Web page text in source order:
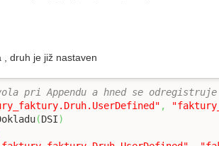
druh je již nastaven
pri Appendu a hned se odregistruje
,
(DSI)